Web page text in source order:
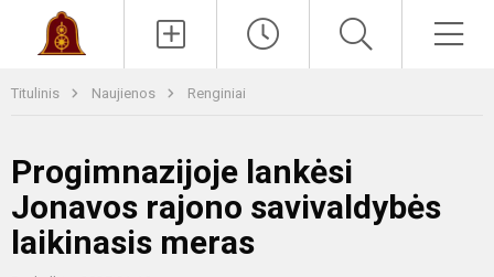
Titulinis Naujienos Renginiai
Progimnazijoje lankėsi
Jonavos rajono savivaldybės
laikinasis meras